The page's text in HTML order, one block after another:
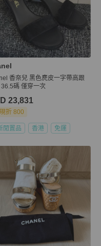
香奈兒 黑色麂皮一字帶高跟
36.5碼 僅穿一次
23,831
現折 800
閒置品 香港 免運